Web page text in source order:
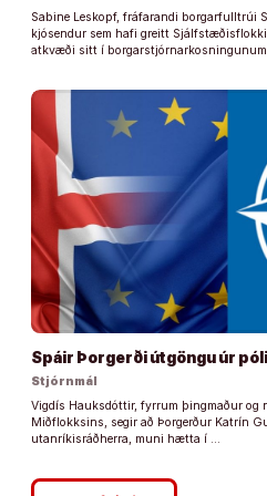
Sabine Leskopf, fráfarandi borgarfulltrúi
kjósendur sem hafi greitt
atkvæði sitt í
Spáir Þorgerði útgöngu úr
Stjórnmál
Vigdís Hauksdóttir, fyrrum þingmaður og
Miðflokksins, segir að Þorgerður Katrín
utanríkisráðherra, muni hætta í …